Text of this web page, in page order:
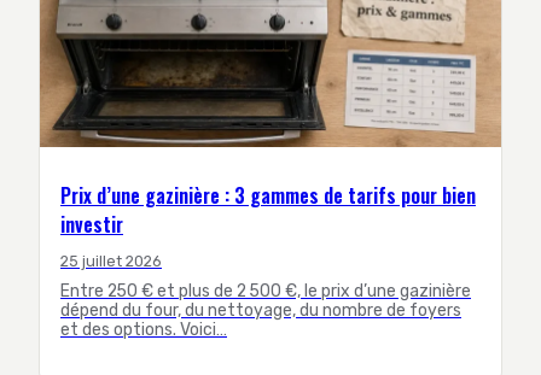
Prix d’une gazinière : 3 gammes de tarifs pour bien
investir
25 juillet 2026
Entre 250 € et plus de 2 500 €, le prix d’une gazinière
dépend du four, du nettoyage, du nombre de foyers
et des options. Voici…